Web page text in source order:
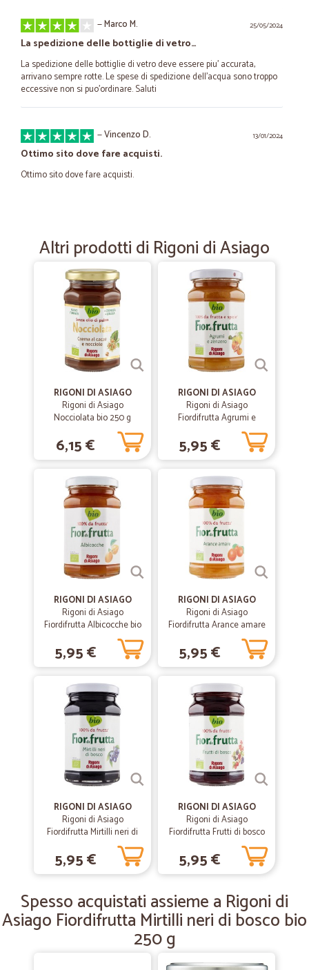
25/05/2024
—Marco M.
La spedizione delle bottiglie di vetro…
La spedizione delle bottiglie di vetro deve essere piu' accurata,
arrivano sempre rotte. Le spese di spedizione dell'acqua sono troppo
eccessive non si puo'ordinare. Saluti
13/01/2024
—Vincenzo D.
Ottimo sito dove fare acquisti.
Ottimo sito dove fare acquisti.
Consigliatissimo
Rapidi ed efficienti
—Carmelo D.
Ciao sono molto soddisfatto della…
Ciao sono molto soddisfatto della puntualità è della cortesia I
prodotti acquistati sono di qualità
—Luca V.
OTTIMO SEVIZIO
OTTIMO SEVIZIO! TEMPISTICA RISPETTATA!
—Silvia M.
Ottimi prodotti e consegna a domicilio…
Ottimi prodotti e consegna a domicilio top
05/02/2020
—Marco F.
velocità
velocità di consegna ed esattamente quanto dichiarato
13/12/2019
Nadia S.
perfetti velocissimi e precisi!
perfetti velocissimi e precisi!
—Sergio G.
Molto precisi nella consegna e nei vari…
Molto precisi nella consegna e nei vari passaggi. Oltre l'ordine, forse
Cosa vuoi di più
04/12/2018
completamente soddisfatto merce davvero…
completamente soddisfatto merce davvero ok consegna puntuale
Altri prodotti di Rigoni di Asiago
RIGONI DI ASIAGO
Rigoni di Asiago
Nocciolata bio 250 g
6,15 €
RIGONI DI ASIAGO
Rigoni di Asiago
Fiordifrutta Agrumi e
zenzero bio 260 g
5,95 €
RIGONI DI ASIAGO
Rigoni di Asiago
Fiordifrutta Albicocche bio
5,95 €
RIGONI DI ASIAGO
Rigoni di Asiago
Fiordifrutta Arance amare
5,95 €
RIGONI DI ASIAGO
Rigoni di Asiago
Fiordifrutta Mirtilli neri di
bosco bio 250 g
5,95 €
RIGONI DI ASIAGO
Rigoni di Asiago
Fiordifrutta Frutti di bosco
5,95 €
Spesso acquistati assieme a Rigoni di
Asiago Fiordifrutta Mirtilli neri di bosco bio
250 g